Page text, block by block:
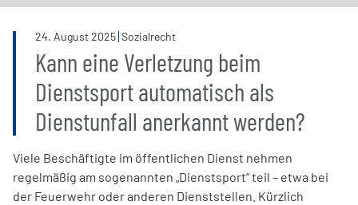
24. August2025 Sozialrecht
Kann eine Verletzung beim
Dienstsport automatisch als
Dienstunfall anerkannt werden?
Viele Beschäftigte im öffentlichen Dienst nehmen
regelmäßig am sogenannten „Dienstsport“ teil – etwa bei
der Feuerwehr oder anderen Dienststellen. Kürzlich